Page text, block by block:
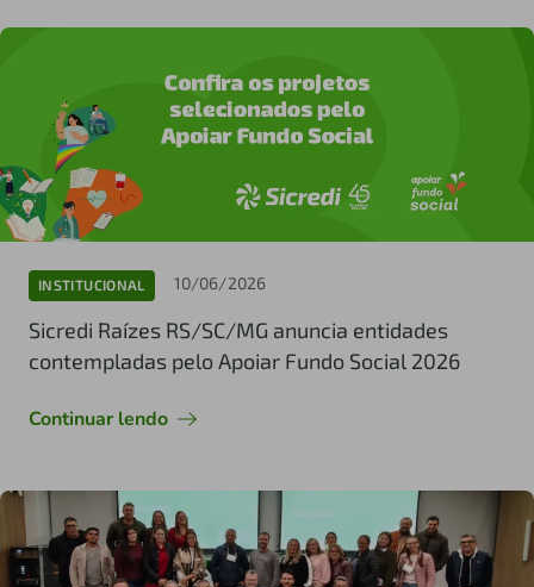
INSTITUCIONAL 10/06/2026
Sicredi Raízes RS/SC/MG anuncia entidades
contempladas pelo Apoiar Fundo Social 2026
Continuar lendo